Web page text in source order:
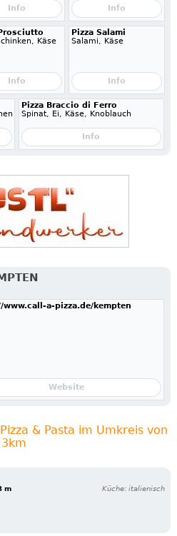
Info Info
Käse
Info
Pizza Salami
Salami, Käse
Info
Pizza Braccio di Ferro
Spinat, Ei, Käse, Knoblauch
Info
www.call-a-pizza.de/kempten
Website
& Pasta im Umkreis von
3km
m Küche: italienisch